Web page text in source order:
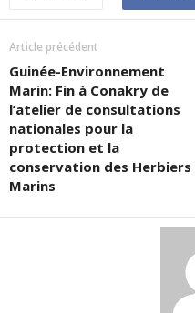
Article précédent
Guinée-Environnement
Marin: Fin à Conakry de
l’atelier de consultations
nationales pour la
protection et la
conservation des Herbiers
Marins